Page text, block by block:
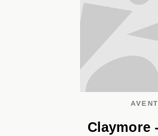
Claymore